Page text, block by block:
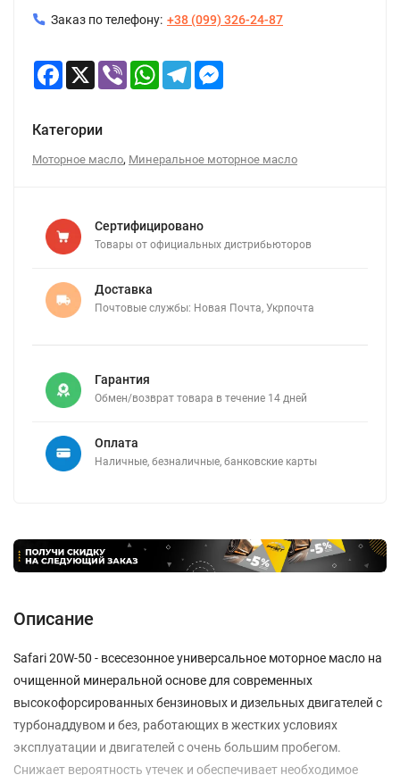
Заказ по телефону: +38 (099) 326-24-87
Facebook
X Viber WhatsApp
Telegram
Категории
Моторное масло, Минеральное моторное масло
Сертифицировано
Товары от официальных дистрибьюторов
Доставка
Почтовые службы: Новая Почта, Укрпочта
Гарантия
Обмен/возврат товара в течение 14 дней
Оплата
Наличные, безналичные, банковские карты
Описание
Safari 20W-50 - всесезонное универсальное моторное масло на
очищенной минеральной основе для современных
высокофорсированных бензиновых и дизельных двигателей с
турбонаддувом и без, работающих в жестких условиях
эксплуатации и двигателей с очень большим пробегом.
Снижает вероятность утечек и обеспечивает необходимое